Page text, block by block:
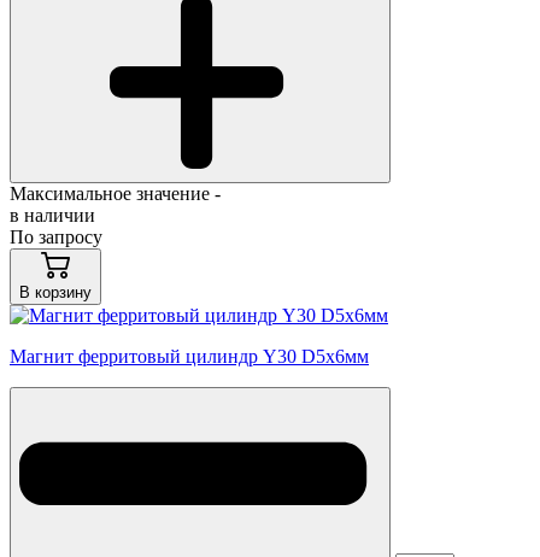
Максимальное значение -
в наличии
По запросу
В корзину
Магнит ферритовый цилиндр Y30 D5x6мм